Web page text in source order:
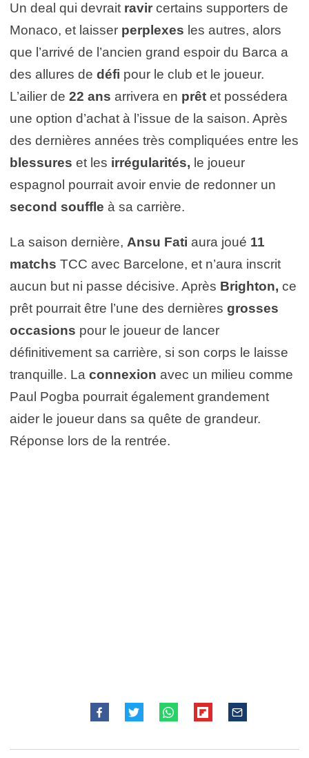
Un deal qui devrait ravir certains supporters de
Monaco, et laisser perplexes les autres, alors
que l’arrivé de l’ancien grand espoir du Barca a
des allures de défi pour le club et le joueur.
L’ailier de 22 ans arrivera en prêt et possédera
une option d’achat à l’issue de la saison. Après
des dernières années très compliquées entre les
blessures et les irrégularités, le joueur
espagnol pourrait avoir envie de redonner un
second souffle à sa carrière.
La saison dernière, Ansu Fati aura joué 11
matchs TCC avec Barcelone, et n’aura inscrit
aucun but ni passe décisive. Après Brighton, ce
prêt pourrait être l’une des dernières grosses
occasions pour le joueur de lancer
définitivement sa carrière, si son corps le laisse
tranquille. La connexion avec un milieu comme
Paul Pogba pourrait également grandement
aider le joueur dans sa quête de grandeur.
Réponse lors de la rentrée.